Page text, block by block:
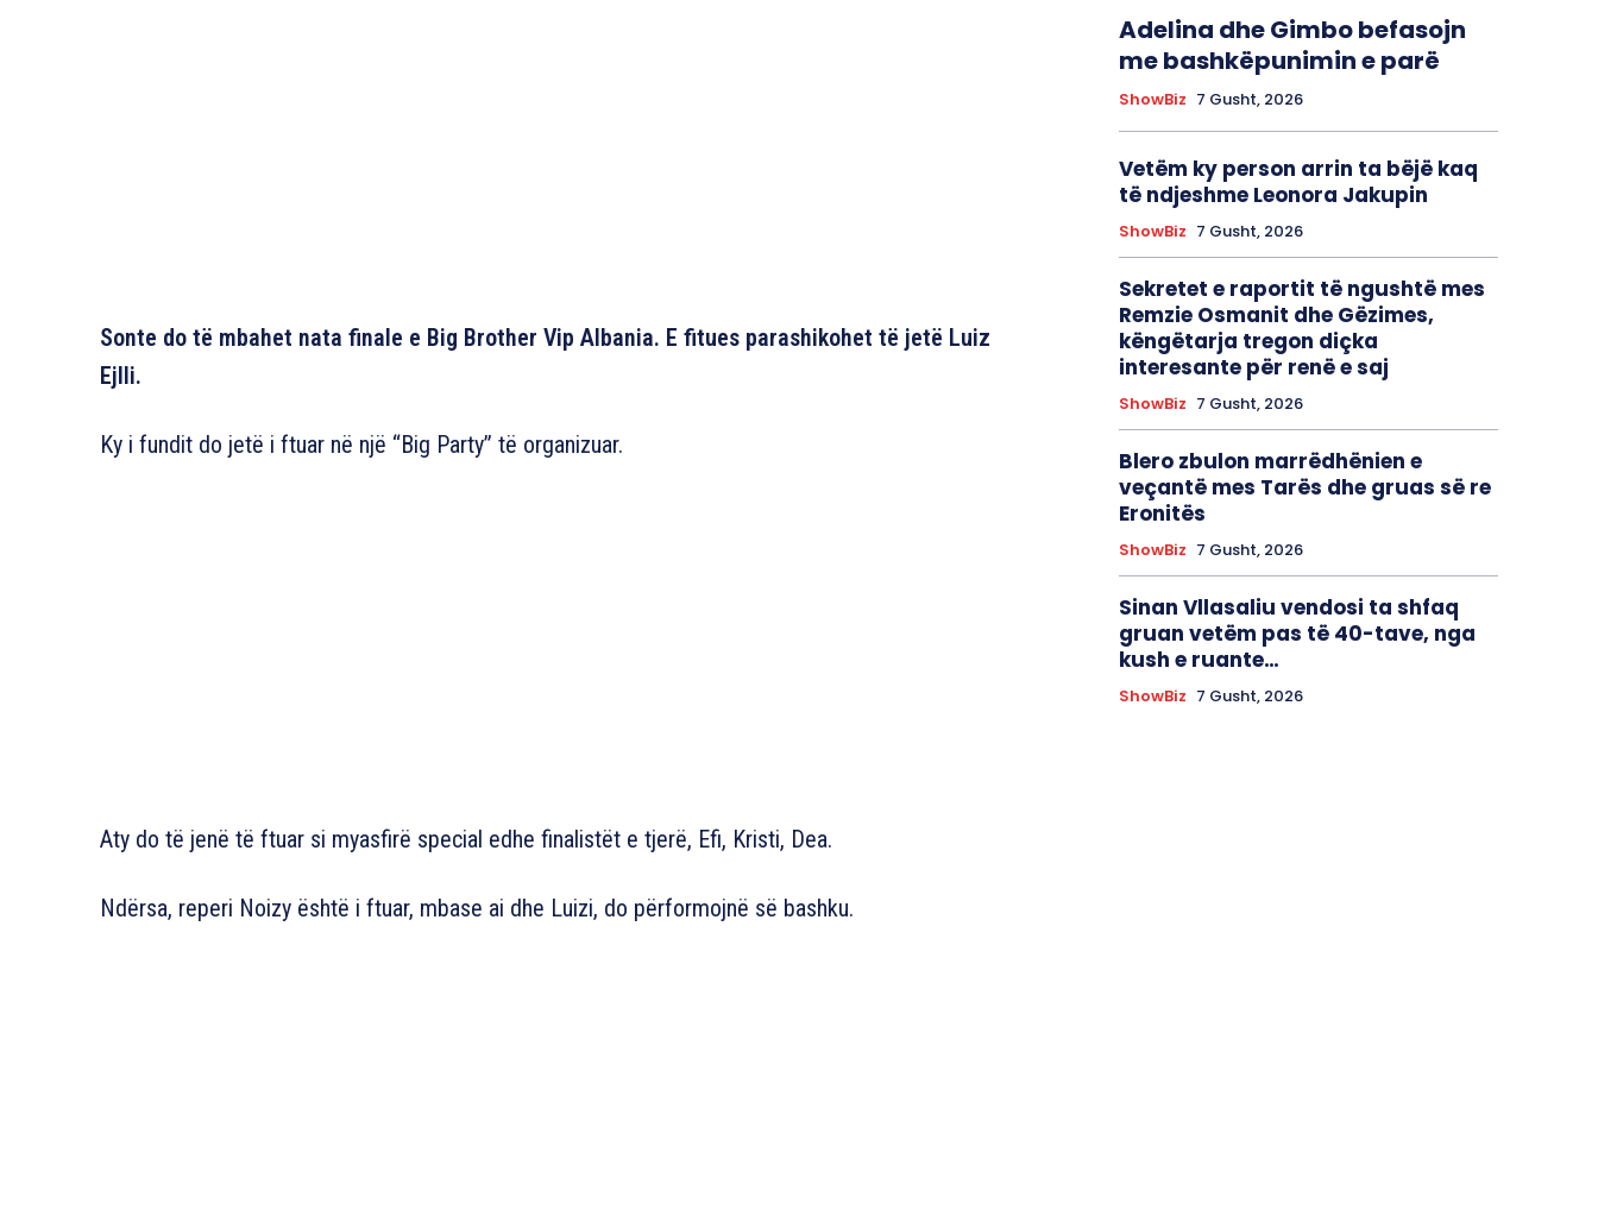
Sonte do të mbahet nata finale e Big Brother Vip Albania. E fitues parashikohet të jetë Luiz
Ejlli.
Ky i fundit do jetë i ftuar në një “Big Party” të organizuar.
Aty do të jenë të ftuar si myasfirë special edhe finalistët e tjerë, Efi, Kristi, Dea.
Ndërsa, reperi Noizy është i ftuar, mbase ai dhe Luizi, do përformojnë së bashku.
Adelina dhe Gimbo befasojn
me bashkëpunimin e parë
ShowBiz 7 Gusht, 2026
Vetëm ky person arrin ta bëjë kaq
të ndjeshme Leonora Jakupin
ShowBiz 7 Gusht, 2026
Sekretet e raportit të ngushtë mes
Remzie Osmanit dhe Gëzimes,
këngëtarja tregon diçka
interesante për renë e saj
ShowBiz 7 Gusht, 2026
Blero zbulon marrëdhënien e
veçantë mes Tarës dhe gruas së re
Eronitës
ShowBiz 7 Gusht, 2026
Sinan Vllasaliu vendosi ta shfaq
gruan vetëm pas të 40-tave, nga
kush e ruante…
ShowBiz 7 Gusht, 2026